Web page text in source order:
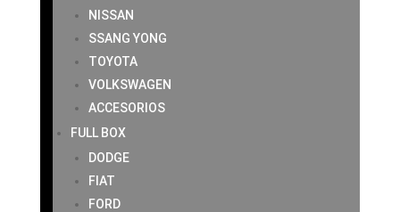
NISSAN
SSANG YONG
TOYOTA
VOLKSWAGEN
ACCESORIOS
FULL BOX
DODGE
FIAT
FORD